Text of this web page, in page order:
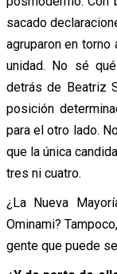
sacado
agruparon en
unidad. No sé
detrás de Beatriz
posición
para el otro lado.
que la única
tres ni cuatro.
¿La Nueva
Ominami?
gente que puede